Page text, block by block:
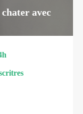
avec